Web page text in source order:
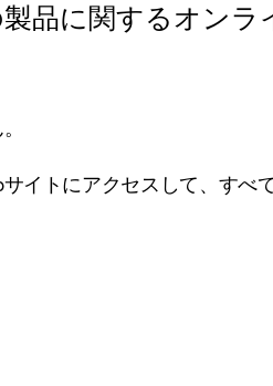
品に関するオンラ
イトにアクセスして、すべ